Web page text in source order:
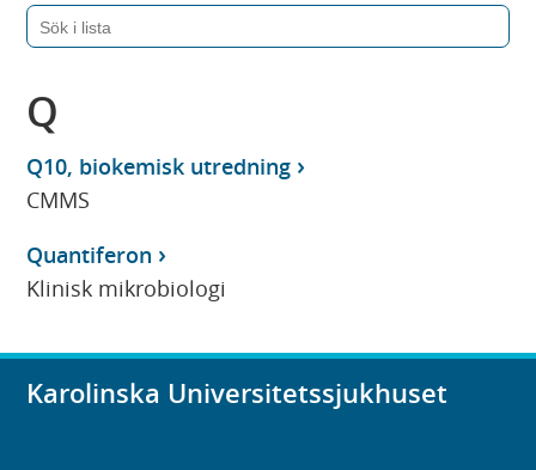
Q
Q10, biokemisk utredning
CMMS
Quantiferon
Klinisk mikrobiologi
Karolinska Universitetssjukhuset